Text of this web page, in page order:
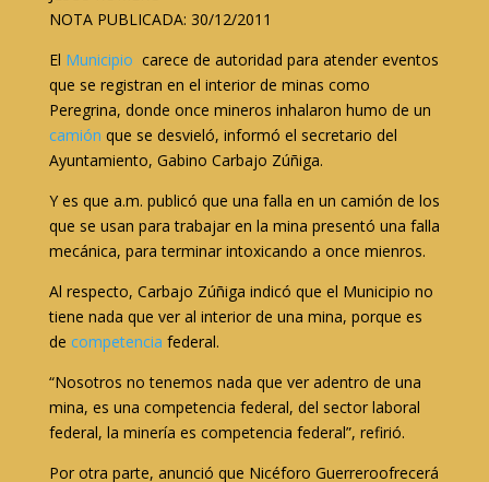
NOTA PUBLICADA: 30/12/2011
El Municipio carece de autoridad para atender eventos
que se registran en el interior de minas como
Peregrina, donde once mineros inhalaron humo de un
camión que se desvieló, informó el secretario del
Ayuntamiento, Gabino Carbajo Zúñiga.
Y es que a.m. publicó que una falla en un camión de los
que se usan para trabajar en la mina presentó una falla
mecánica, para terminar intoxicando a once mienros.
Al respecto, Carbajo Zúñiga indicó que el Municipio no
tiene nada que ver al interior de una mina, porque es
de competencia federal.
“Nosotros no tenemos nada que ver adentro de una
mina, es una competencia federal, del sector laboral
federal, la minería es competencia federal”, refirió.
Por otra parte, anunció que Nicéforo Guerreroofrecerá